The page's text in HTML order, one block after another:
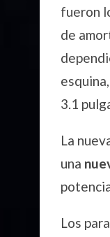
fueron
de
esquina,
3.1
La
una
Los